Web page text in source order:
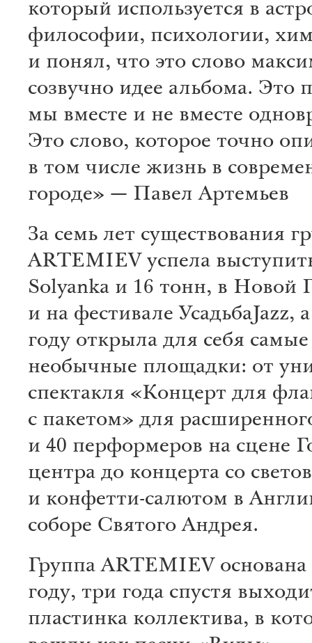
который используется в
философии, психологии,
и понял, что это слово
созвучно идее альбома. Это
мы вместе и не вместе
Это слово, которое точно
в том числе жизнь в
городе» — Павел Артемьев
За семь лет существования
ARTEMIEV успела
Solyanka и 16 тонн, в Новой
и на фестивале УсадьбаJazz,
году открыла для себя самые
необычные площадки: от
спектакля «Концерт для
с пакетом» для
и 40 перформеров на сцене
центра до концерта со
и конфетти-салютом в
соборе Святого Андрея.
Группа ARTEMIEV основана
году, три года спустя
пластинка коллектива, в